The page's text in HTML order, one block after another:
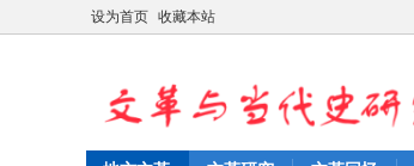
设为首页 收藏本站